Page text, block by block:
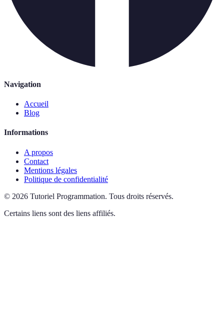
Navigation
Accueil
Blog
Informations
A propos
Contact
Mentions légales
Politique de confidentialité
© 2026 Tutoriel Programmation. Tous droits réservés.
Certains liens sont des liens affiliés.